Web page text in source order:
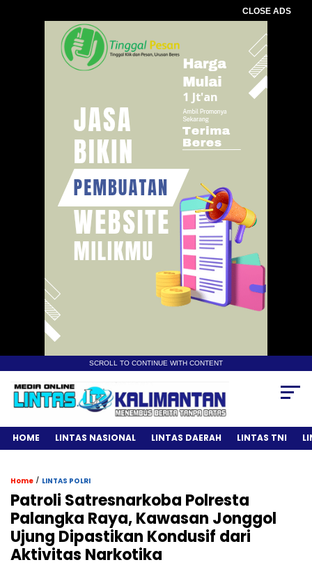
CLOSE ADS
SCROLL TO CONTINUE WITH CONTENT
HOME LINTAS NASIONAL LINTAS DAERAH LINTAS TNI
Home / LINTAS POLRI
Patroli Satresnarkoba Polresta
Palangka Raya, Kawasan Jonggol
Ujung Dipastikan Kondusif dari
Aktivitas Narkotika